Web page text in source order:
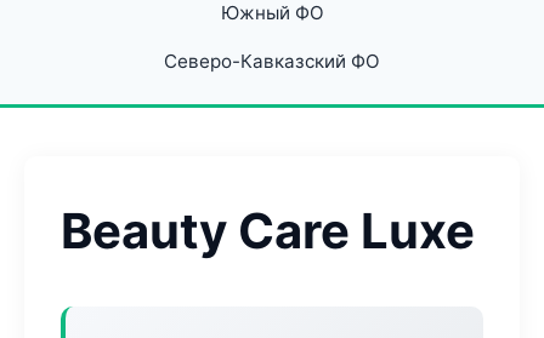
Южный ФО
Северо-Кавказский ФО
Beauty Care Luxe